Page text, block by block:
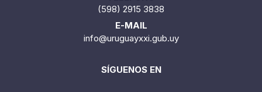
DIRECCIÓN
TELÉFONO
(598) 2915 3838
info@uruguayxxi.gub.uy